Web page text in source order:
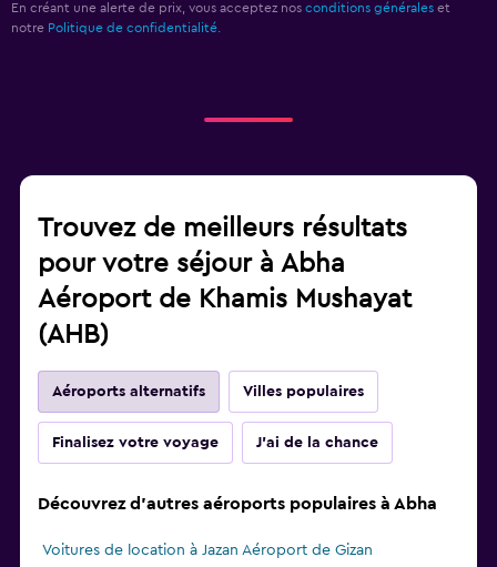
En créant une alerte de prix, vous acceptez nos conditions générales et
notre Politique de confidentialité.
Trouvez de meilleurs résultats
pour votre séjour à Abha
Aéroport de Khamis Mushayat
(AHB)
Aéroports alternatifs Villes populaires
Finalisez votre voyage J'ai de la chance
Découvrez d'autres aéroports populaires à Abha
Voitures de location à Jazan Aéroport de Gizan